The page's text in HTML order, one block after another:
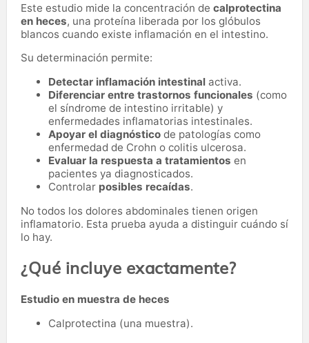
Este estudio mide la concentración de calprotectina
en heces, una proteína liberada por los glóbulos
blancos cuando existe inflamación en el intestino.
Su determinación permite:
Detectar inflamación intestinal activa.
Diferenciar entre trastornos funcionales (como
el síndrome de intestino irritable) y
enfermedades inflamatorias intestinales.
Apoyar el diagnóstico de patologías como
enfermedad de Crohn o colitis ulcerosa.
Evaluar la respuesta a tratamientos en
pacientes ya diagnosticados.
Controlar posibles recaídas.
No todos los dolores abdominales tienen origen
inflamatorio. Esta prueba ayuda a distinguir cuándo sí
lo hay.
¿Qué incluye exactamente?
Estudio en muestra de heces
Calprotectina (una muestra).